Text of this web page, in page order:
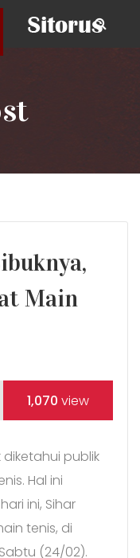
Main
1,070 view
diketahui publik
Hal ini
ini, Sihar
tenis, di
(24/02).